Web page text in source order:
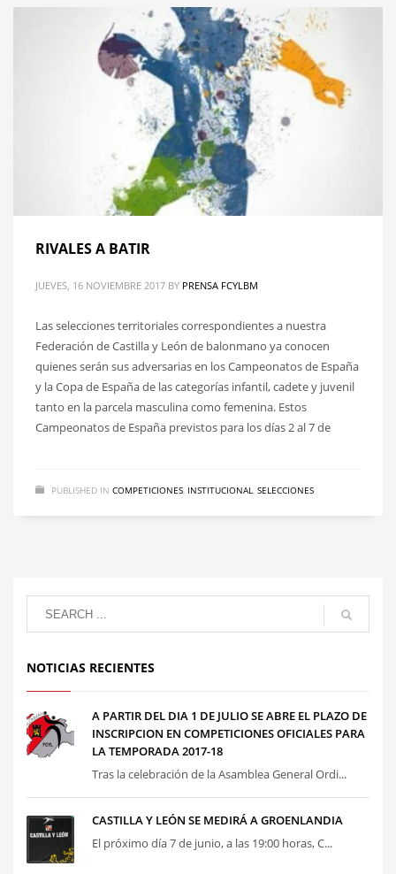
RIVALES A BATIR
JUEVES, 16 NOVIEMBRE 2017 BY PRENSA FCYLBM
Las selecciones territoriales correspondientes a nuestra
Federación de Castilla y León de balonmano ya conocen
quienes serán sus adversarias en los Campeonatos de España
y la Copa de España de las categorías infantil, cadete y juvenil
tanto en la parcela masculina como femenina. Estos
Campeonatos de España previstos para los días 2 al 7 de
PUBLISHED IN COMPETICIONES INSTITUCIONAL SELECCIONES
NOTICIAS RECIENTES
A PARTIR DEL DIA 1 DE JULIO SE ABRE EL PLAZO DE
INSCRIPCION EN COMPETICIONES OFICIALES PARA
LA TEMPORADA 2017-18
Tras la celebración de la Asamblea General Ordi...
CASTILLA Y LEÓN SE MEDIRÁ A GROENLANDIA
El próximo día 7 de junio, a las 19:00 horas, C...